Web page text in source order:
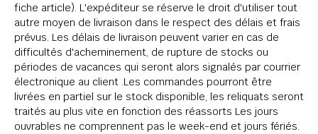
fiche article). L'expéditeur se réserve le droit d'utiliser tout
autre moyen de livraison dans le respect des délais et frais
prévus. Les délais de livraison peuvent varier en cas de
difficultés d'acheminement, de rupture de stocks ou
périodes de vacances qui seront alors signalés par courrier
électronique au client .Les commandes pourront être
livrées en partiel sur le stock disponible, les reliquats seront
traités au plus vite en fonction des réassorts Les jours
ouvrables ne comprennent pas le week-end et jours fériés.